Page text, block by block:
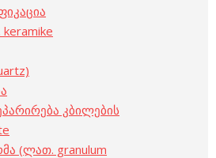
keramike
კბილების
(ლათ. granulum